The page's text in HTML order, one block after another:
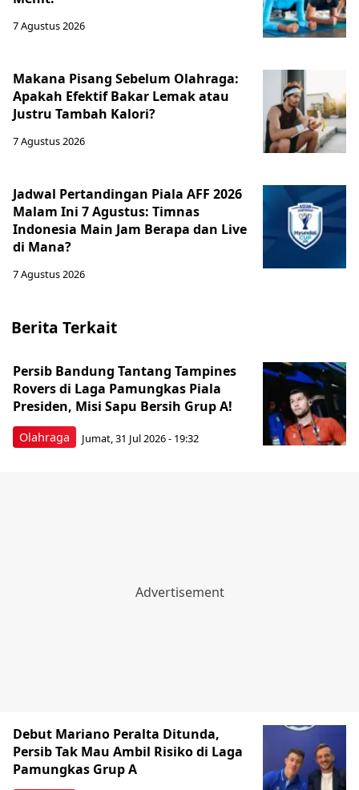
7 Agustus 2026
Makana Pisang Sebelum Olahraga:
Apakah Efektif Bakar Lemak atau
Justru Tambah Kalori?
7 Agustus 2026
Jadwal Pertandingan Piala AFF 2026
Malam Ini 7 Agustus: Timnas
Indonesia Main Jam Berapa dan Live
di Mana?
7 Agustus 2026
Berita Terkait
Olahraga
Persib Bandung Tantang Tampines
Rovers di Laga Pamungkas Piala
Presiden, Misi Sapu Bersih Grup A!
Jumat, 31 Jul 2026 - 19:32
Debut Mariano Peralta Ditunda,
Persib Tak Mau Ambil Risiko di Laga
Pamungkas Grup A